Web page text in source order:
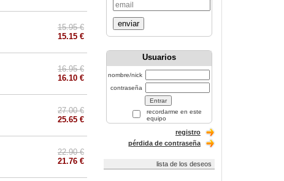
15.95 €
15.15 €
16.95 €
16.10 €
27.00 €
25.65 €
22.90 €
21.76 €
enviar
Usuarios
nombre/nick
contraseña
recordarme en este
equipo
registro
pérdida de contraseña
lista de los deseos